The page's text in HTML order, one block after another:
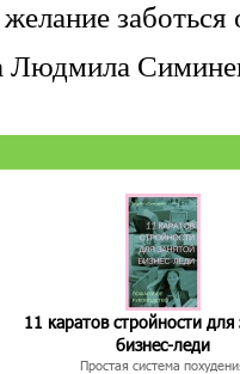
заботься
Людмила
11 каратов стройности для
бизнес-леди
Простая система